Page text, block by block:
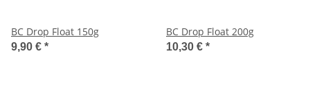
BC Drop Float 150g
9,90 € *
BC Drop Float 200g
10,30 € *